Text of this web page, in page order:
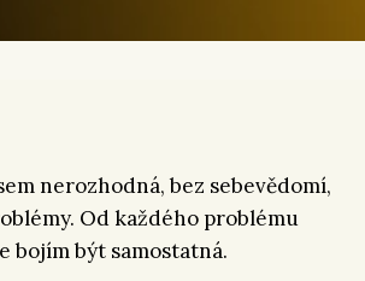
nerozhodná, bez sebevědomí,
Od každého problému
bojím být samostatná.